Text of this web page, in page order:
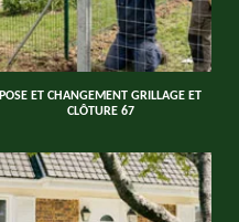
POSE ET CHANGEMENT GRILLAGE ET
CLÔTURE 67